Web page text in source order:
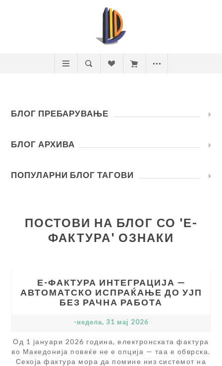
БЛОГ ПРЕБАРУВАЊЕ
БЛОГ АРХИВА
ПОПУЛАРНИ БЛОГ ТАГОВИ
ПОСТОВИ НА БЛОГ СО 'Е-
ФАКТУРА' ОЗНАКИ
Е-ФАКТУРА ИНТЕГРАЦИЈА —
АВТОМАТСКО ИСПРАЌАЊЕ ДО УЈП
БЕЗ РАЧНА РАБОТА
-недела, 31 мај 2026
Од 1 јануари 2026 година, електронската фактура
во Македонија повеќе не е опција — таа е обврска.
Секоја фактура мора да помине низ системот на